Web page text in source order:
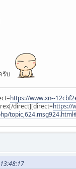
รับ
https://www.xn--
direct][direct=https://